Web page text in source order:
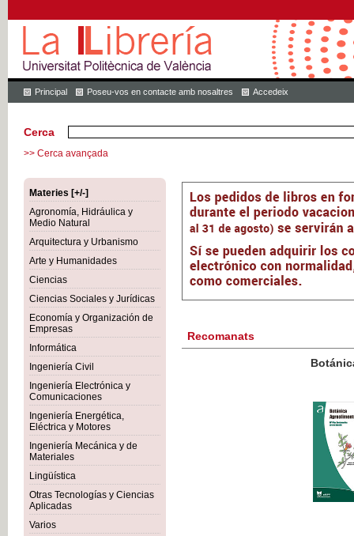
Principal Poseu-vos en contacte amb nosaltres Accedeix
Cerca
>> Cerca avançada
Materies [+/-]
Agronomía, Hidráulica y
Medio Natural
Arquitectura y Urbanismo
Arte y Humanidades
Ciencias
Ciencias Sociales y Jurídicas
Economía y Organización de
Empresas
Informática
Ingeniería Civil
Ingeniería Electrónica y
Comunicaciones
Ingeniería Energética,
Eléctrica y Motores
Ingeniería Mecánica y de
Materiales
Lingüística
Otras Tecnologías y Ciencias
Aplicadas
Varios
Recomanats
Botánica Agroalimentaria
IVA